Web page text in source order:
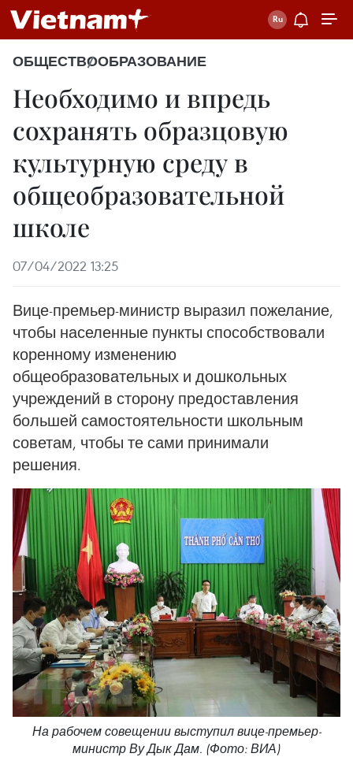
ОБЩЕСТВООБРАЗОВАНИЕ
Необходимо и впредь
сохранять образцовую
культурную среду в
общеобразовательной
школе
07/04/2022 13:25
Вице-премьер-министр выразил пожелание,
чтобы населенные пункты способствовали
коренному изменению
общеобразовательных и дошкольных
учреждений в сторону предоставления
большей самостоятельности школьным
советам, чтобы те сами принимали
решения.
На рабочем совещении выступил вице-премьер-
министр Ву Дык Дам. (Фото: ВИА)